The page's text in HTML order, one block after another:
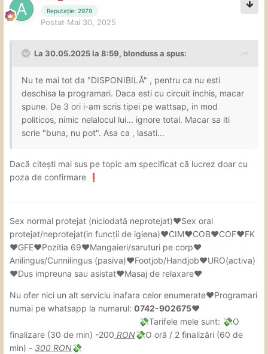
Reputație: 2979
Postat Mai 30, 2025
La 30.05.2025 la 8:59, blondussa spus:
Nu te mai tot da "DISPONIBILĂ" , pentru ca nu esti
deschisa la programari. Daca esti cu circuit inchis, macar
spune. De 3 ori i-am scris tipei pe wattsap, in mod
politicos, nimic nelalocul lui... ignore total. Macar sa iti
scrie "buna, nu pot". Asa ca , lasati...
Dacă citești mai sus pe topic am specificat că lucrez doar cu
poza de confirmare
❗
Sex normal protejat (niciodată neprotejat)❤Sex oral
protejat/neprotejat(in funcții de igiena)❤CIM❤COB❤COF❤FK
❤GFE❤Pozitia 69❤Mangaieri/saruturi pe corp❤
Anilingus/Cunnilingus (pasiva)❤Footjob/Handjob❤URO(activa)
❤Dus impreuna sau asistat❤Masaj de relaxare❤
Nu ofer nici un alt serviciu inafara celor enumerate❤Programari
numai pe whatsapp la numarul: 0742-902675❤
💸Tarifele mele sunt: 💸O
finalizare (30 de min) -200 RON💸O oră / 2 finalizări (60 de
min) - 300 RON💸